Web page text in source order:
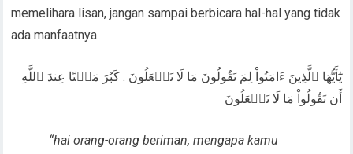
memelihara lisan, jangan sampai berbicara hal-hal yang tidak
ada manfaatnya.
يَٰٓأَيُّهَا ٱلَّذِينَ ءَامَنُواْ لِمَ تَقُولُونَ مَا لَا تَفۡعَلُونَ . كَبُرَ مَقۡتًا عِندَ ٱللَّهِ
أَن تَقُولُواْ مَا لَا تَفۡعَلُونَ
“hai orang-orang beriman, mengapa kamu